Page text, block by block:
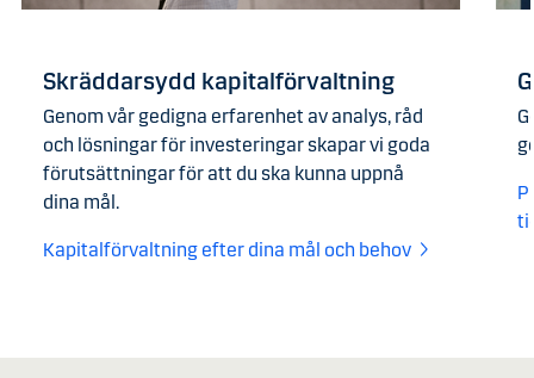
Skräddarsydd kapitalförvaltning
Genom vår gedigna erfarenhet av analys, råd
och lösningar för investeringar skapar vi goda
förutsättningar för att du s­ka kunna uppnå
dina mål.
Kapitalförvaltning efter dina mål och behov